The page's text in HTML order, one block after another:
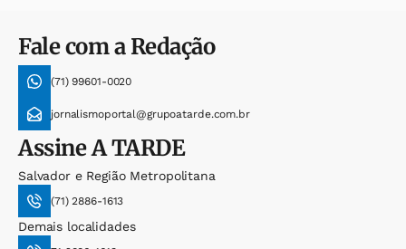
Fale com a Redação
(71) 99601-0020
jornalismoportal@grupoatarde.com.br
AssineA TARDE
Salvador e Região Metropolitana
(71) 2886-1613
Demais localidades